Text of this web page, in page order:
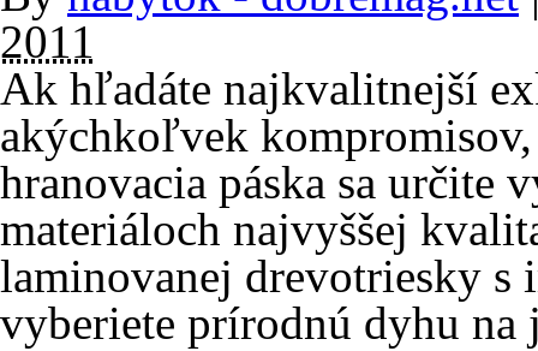
2011
Ak hľadáte najkvalitnejší
akýchkoľvek
hranovacia páska sa určite
materiáloch najvyššej
laminovanej drevotriesky s
vyberiete prírodnú dyhu